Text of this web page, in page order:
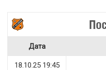
Дата
18.10.25 19:45